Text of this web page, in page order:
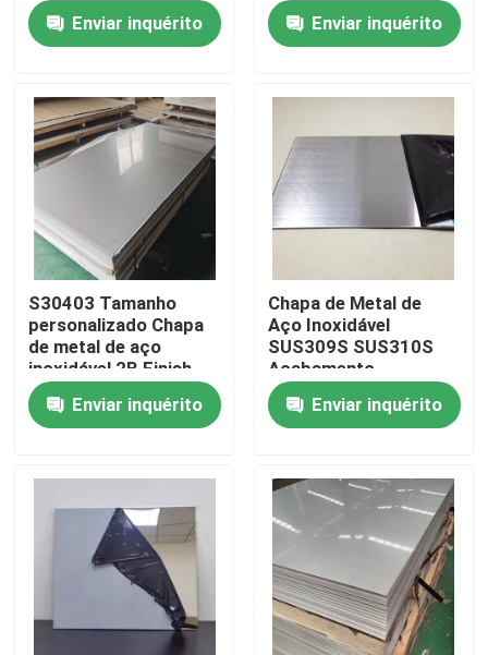
Casa
Vídeos
Sobre nós
Excursão da fábrica
Controle da qualidade
Notícia
tubulação sem emenda dos ss
Enviar inquérito
espelho acabamento
laminado a frio polir
resistência ao
Enviar inquérito
S30403 Tamanho
personalizado Chapa
de metal de aço
inoxidável 2B Finish
Cold Rolling Polishing
para
eletrodomésticos
Enviar inquérito
Chapa de Metal de
Aço Inoxidável
SUS309S SUS310S
Acabamento
Escovado a Frio Para
Estruturas de
Edifícios
Enviar inquérito